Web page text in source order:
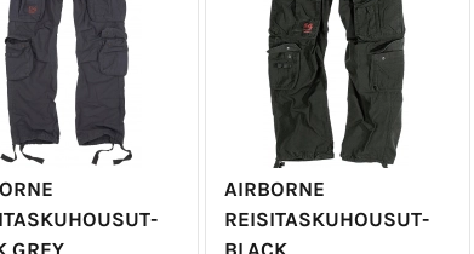
GREY
AIRBORNE
REISITASKUHOUSUT-
BLACK